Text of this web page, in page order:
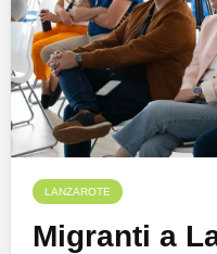
LANZAROTE
Migranti a